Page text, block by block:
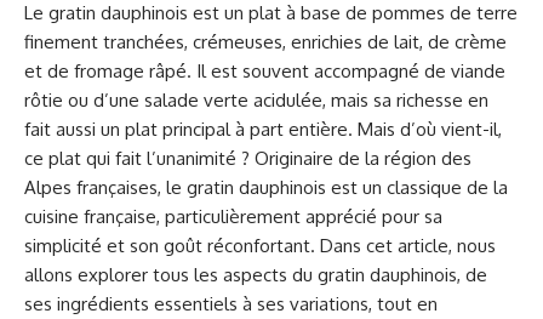
Le gratin dauphinois est un plat à base de pommes de terre
finement tranchées, crémeuses, enrichies de lait, de crème
et de fromage râpé. Il est souvent accompagné de viande
rôtie ou d’une salade verte acidulée, mais sa richesse en
fait aussi un plat principal à part entière. Mais d’où vient-il,
ce plat qui fait l’unanimité ? Originaire de la région des
Alpes françaises, le gratin dauphinois est un classique de la
cuisine française, particulièrement apprécié pour sa
simplicité et son goût réconfortant. Dans cet article, nous
allons explorer tous les aspects du gratin dauphinois, de
ses ingrédients essentiels à ses variations, tout en